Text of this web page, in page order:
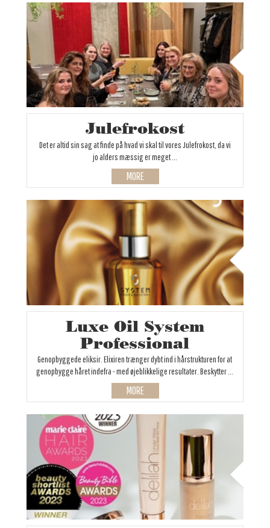
Julefrokost
Det er altid sin sag at finde på hvad vi skal til vores Julefrokost, da vi
jo alders mæssig er meget ...
MORE
Luxe Oil System
Professional
Genopbyggede eliksir. Elixiren trænger dybt ind i hårstrukturen for at
genopbygge håret indefra - med øjeblikkelige resultater. Beskytter ...
MORE